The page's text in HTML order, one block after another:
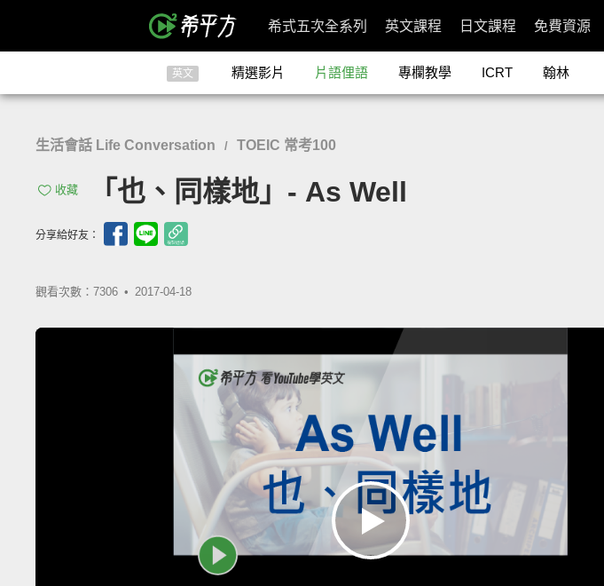
希式五次全系列 英文課程 日文課程 免費資源
英文 精選影片 片語俚語 專欄教學 ICRT 翰林
生活會話 Life Conversation / TOEIC 常考100
收藏 「也、同樣地」- As Well
分享給好友：
觀看次數：7306 • 2017-04-18